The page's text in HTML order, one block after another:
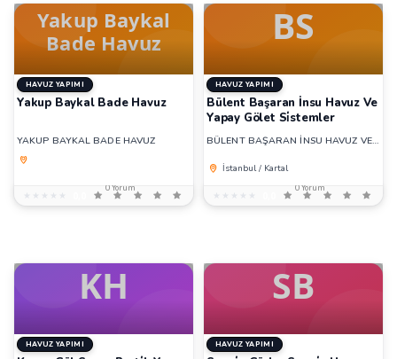
HAVUZ YAPIMI
Yakup Baykal Bade Havuz
YAKUP BAYKAL BADE HAVUZ
★★★★★
★★★★★
0 Yorum
HAVUZ YAPIMI
Bülent Başaran İnsu Havuz Ve
Yapay Gölet Si̇stemler
BÜLENT BAŞARAN İNSU HAVUZ VE YAPAY GÖLET SİSTEMLER
İstanbul / Kartal
★★★★★
★★★★★
0 Yorum
HAVUZ YAPIMI HAVUZ YAPIMI